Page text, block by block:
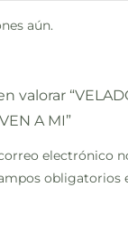
aún.
valorar
A MI”
electrónico
obligatorios